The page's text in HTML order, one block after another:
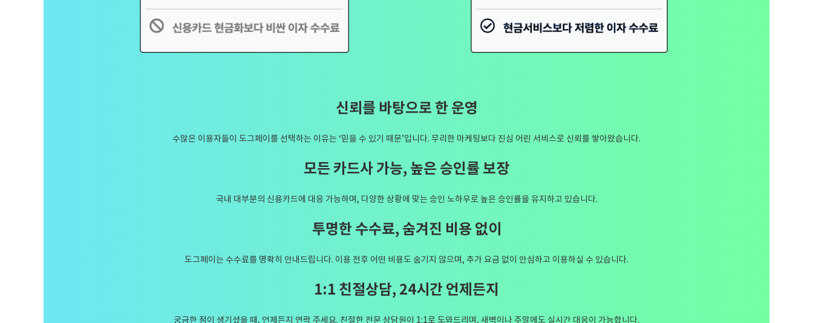
신뢰를 바탕으로 한 운영
수많은 이용자들이 도그페이를 선택하는 이유는 ‘믿을 수 있기 때문’입니다. 무리한 마케팅보다 진심 어린 서비스로 신뢰를 쌓아왔습니다.
모든 카드사 가능, 높은 승인률 보장
국내 대부분의 신용카드에 대응 가능하며, 다양한 상황에 맞는 승인 노하우로 높은 승인률을 유지하고 있습니다.
투명한 수수료, 숨겨진 비용 없이
도그페이는 수수료를 명확히 안내드립니다. 이용 전후 어떤 비용도 숨기지 않으며, 추가 요금 없이 안심하고 이용하실 수 있습니다.
1:1 친절상담, 24시간 언제든지
궁금한 점이 생기셨을 때, 언제든지 연락 주세요. 친절한 전문 상담원이 1:1로 도와드리며, 새벽이나 주말에도 실시간 대응이 가능합니다.